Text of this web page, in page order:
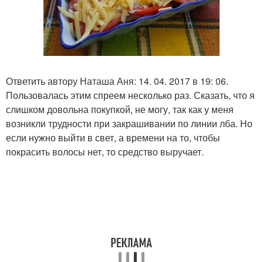
Ответить автору Наташа Аня: 14. 04. 2017 в 19: 06.
Пользовалась этим спреем несколько раз. Сказать, что я
слишком довольна покупкой, не могу, так как у меня
возникли трудности при закрашивании по линии лба. Но
если нужно выйти в свет, а времени на то, чтобы
покрасить волосы нет, то средство выручает.